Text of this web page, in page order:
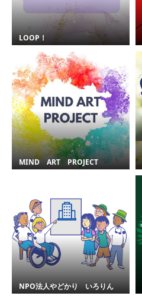
LOOP！
MIND ART PROJECT
NPO法人やどかり いろりん